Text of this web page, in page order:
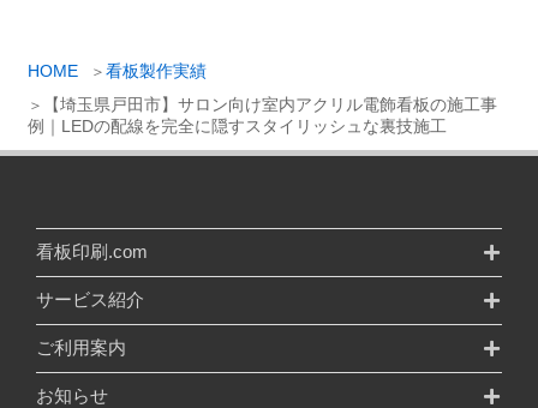
HOME
看板製作実績
【埼玉県戸田市】サロン向け室内アクリル電飾看板の施工事
例｜LEDの配線を完全に隠すスタイリッシュな裏技施工
看板印刷.com
サービス紹介
ご利用案内
お知らせ